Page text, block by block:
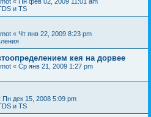
и TS
« Чт янв 22, 2009 8:23 pm
кея на дорвее
« Ср янв 21, 2009 1:27 pm
Пн дек 15, 2008 5:09 pm
и TS